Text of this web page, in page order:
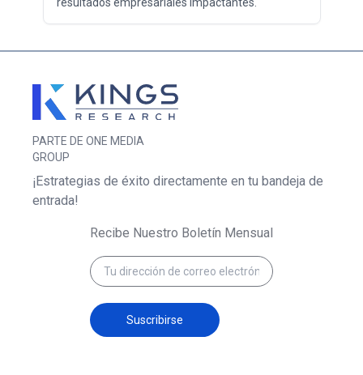
PARTE DE ONE MEDIA
GROUP
¡Estrategias de éxito directamente en tu bandeja de
entrada!
Recibe Nuestro Boletín Mensual
Suscribirse